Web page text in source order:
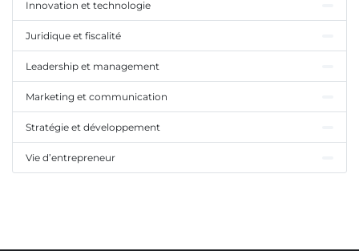
Innovation et technologie
Juridique et fiscalité
Leadership et management
Marketing et communication
Stratégie et développement
Vie d’entrepreneur